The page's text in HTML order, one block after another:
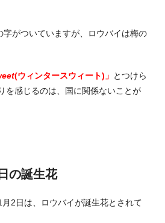
字がついていますが、ロウバイは梅の
(ウィンタースウィート)」 とつけら
を感じるのは、国に関係ないことが
の誕生花
2日は、ロウバイが誕生花とされて